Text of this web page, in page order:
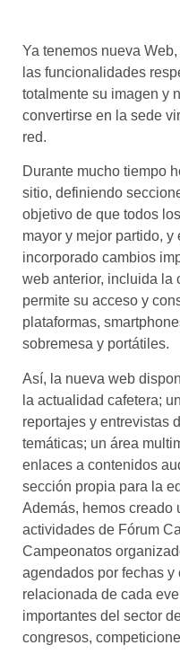
el café siempre tiene
algo nuevo que
enseñarnos
BOLSA DE
¡te imaginas vivir de tu pasión
CONTACTO
¡queremos saber
de ti!
Ya tenemos nueva
las funcionalidades
totalmente su imagen y
convertirse en la sede
red.
Durante mucho tiempo
sitio, definiendo
objetivo de que todos
mayor y mejor partido,
incorporado cambios
web anterior, incluida la
permite su acceso y
plataformas,
sobremesa y portátiles.
Así, la nueva web
la actualidad cafetera;
reportajes y entrevistas
temáticas; un área
enlaces a contenidos
sección propia para la
Además, hemos creado
actividades de Fórum
Campeonatos
agendados por fechas
relacionada de cada
importantes del sector
congresos,